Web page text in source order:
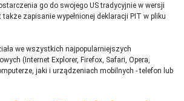
go do swojego US tradycyjnie w wersji
zapisanie wypełnionej deklaracji PIT w pliku
we wszystkich najpopularniejszych
(Internet Explorer, Firefox, Safari, Opera,
jaki i urządzeniach mobilnych - telefon lub